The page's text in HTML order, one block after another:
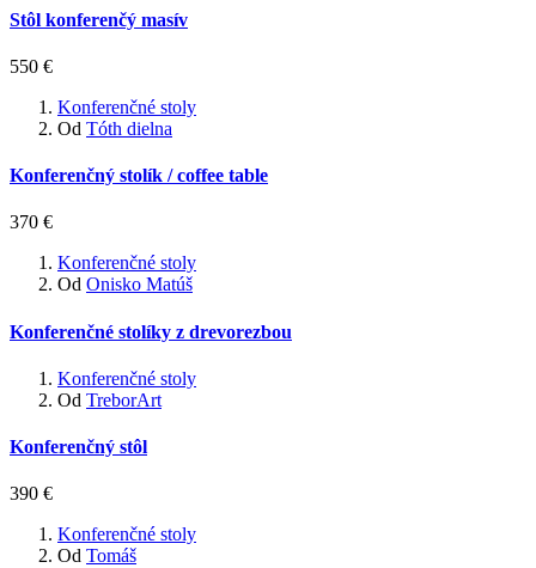
Stôl konferenčý masív
550 €
Konferenčné stoly
Od Tóth dielna
Konferenčný stolík / coffee table
370 €
Konferenčné stoly
Od Onisko Matúš
Konferenčné stolíky z drevorezbou
Konferenčné stoly
Od TreborArt
Konferenčný stôl
390 €
Konferenčné stoly
Od Tomáš